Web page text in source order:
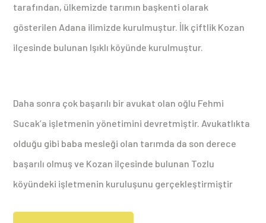
tarafından, ülkemizde tarımın başkenti olarak
gösterilen Adana ilimizde kurulmuştur. İlk çiftlik Kozan
ilçesinde bulunan Işıklı köyünde kurulmuştur.
Daha sonra çok başarılı bir avukat olan oğlu Fehmi
Sucak’a işletmenin yönetimini devretmiştir. Avukatlıkta
olduğu gibi baba mesleği olan tarımda da son derece
başarılı olmuş ve Kozan ilçesinde bulunan Tozlu
köyündeki işletmenin kuruluşunu gerçekleştirmiştir